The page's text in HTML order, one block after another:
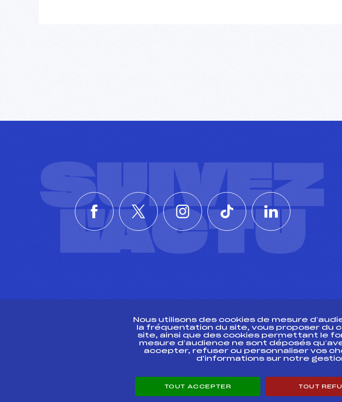
SUIVEZ
L'ACTU
ESPACE PRESSE
Ressources
Pass’Neige
Projet sportif fédéral
Nous utilisons des cookies de mesure
la fréquentation du site, vous proposer du
site, ainsi que des cookies permettant le
mesure d’audience ne sont déposés
accepter, refuser ou personnaliser vos
d'informations sur notre
TOUT ACCEPTER TOUT